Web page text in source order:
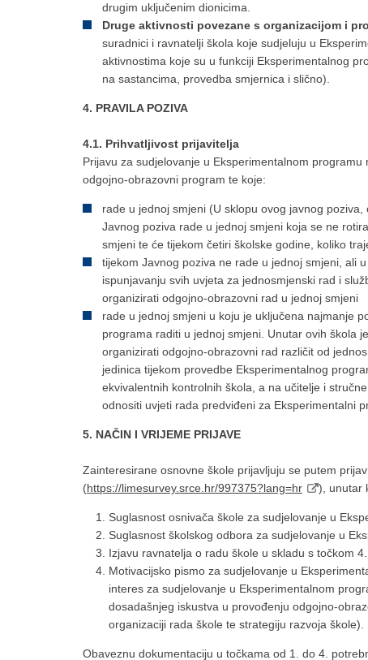
drugim uključenim dionicima.
Druge aktivnosti povezane s organizacijom i
suradnici i ravnatelji škola koje sudjeluju u
aktivnostima koje su u funkciji Eksperimentalnog
na sastancima, provedba smjernica i slično).
4. PRAVILA POZIVA
4.1. Prihvatljivost prijavitelja
Prijavu za sudjelovanje u Eksperimentalnom programu
odgojno-obrazovni program te koje:
rade u jednoj smjeni (U sklopu ovog javnog
Javnog poziva rade u jednoj smjeni koja se ne
smjeni te će tijekom četiri školske godine, koliko
tijekom Javnog poziva ne rade u jednoj smjeni, ali
ispunjavanju svih uvjeta za jednosmjenski rad i
organizirati odgojno-obrazovni rad u jednoj smjeni
rade u jednoj smjeni u koju je uključena najmanje
programa raditi u jednoj smjeni. Unutar ovih škola
organizirati odgojno-obrazovni rad različit od
jedinica tijekom provedbe Eksperimentalnog
ekvivalentnih kontrolnih škola, a na učitelje i
odnositi uvjeti rada predviđeni za Eksperimentalni
5. NAČIN I VRIJEME PRIJAVE
Zainteresirane osnovne škole prijavljuju se putem
(https://limesurvey.srce.hr/997375?lang=hr ), unutar
Suglasnost osnivača škole za sudjelovanje u
Suglasnost školskog odbora za sudjelovanje u
Izjavu ravnatelja o radu škole u skladu s točkom
Motivacijsko pismo za sudjelovanje u
interes za sudjelovanje u Eksperimentalnom
dosadašnjeg iskustva u provođenju odgojno-
organizaciji rada škole te strategiju razvoja škole).
Obaveznu dokumentaciju u točkama od 1. do 4.